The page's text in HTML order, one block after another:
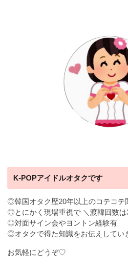
K-POPアイドルオタクです
◎韓国オタク歴20年以上のコテコテ
◎とにかく現場重視で ＼渡韓回数は
◎対面サイン会やヨントン経験有
◎オタクで得た知識をお伝えしてい
お気軽にどうぞ♡